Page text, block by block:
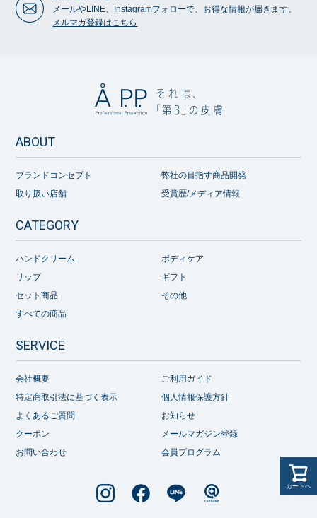
メールやLINE、Instagramフォローで、お得な情報が届きます。
メルマガ登録はこちら
ABOUT
ブランドコンセプト
弊社の目指す商品開発
取り扱い店舗
受賞歴/メディア情報
CATEGORY
ハンドクリーム
ボディケア
リップ
ギフト
セット商品
その他
すべての商品
SERVICE
会社概要
ご利用ガイド
特定商取引法に基づく表示
個人情報保護方針
よくあるご質問
お知らせ
クーポン
メールマガジン登録
お問い合わせ
会員プログラム
カートへ